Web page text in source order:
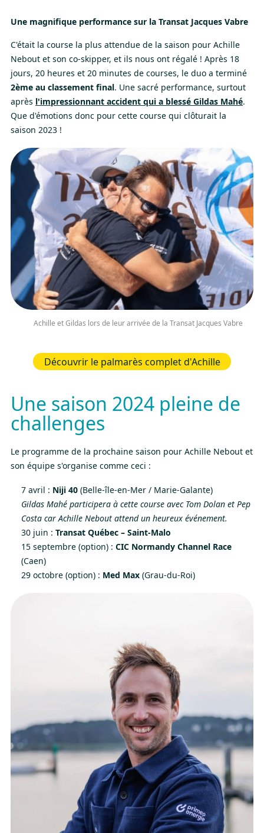
Une magnifique performance sur la Transat Jacques Vabre
C'était la course la plus attendue de la saison pour Achille
Nebout et son co-skipper, et ils nous ont régalé ! Après 18
jours, 20 heures et 20 minutes de courses, le duo a terminé
2ème au classement final. Une sacré performance, surtout
après l'impressionnant accident qui a blessé Gildas Mahé.
Que d'émotions donc pour cette course qui clôturait la
saison 2023 !
Achille et Gildas lors de leur arrivée de la Transat Jacques Vabre
Découvrir le palmarès complet d'Achille
Une saison 2024 pleine de
challenges
Le programme de la prochaine saison pour Achille Nebout et
son équipe s'organise comme ceci :
7 avril : Niji 40(Belle-île-en-Mer / Marie-Galante)
Gildas Mahé participera à cette course avec Tom Dolan et Pep
Costa car Achille Nebout attend un heureux événement.
30 juin : Transat Québec – Saint-Malo
15 septembre (option) : CIC Normandy Channel Race
(Caen)
29 octobre (option) : Med Max(Grau-du-Roi)